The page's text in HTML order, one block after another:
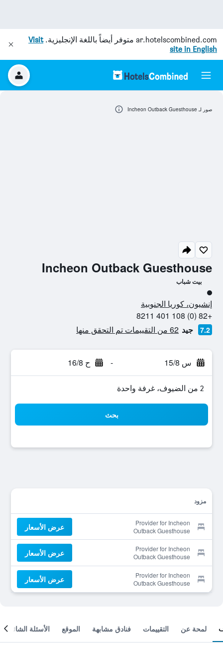
ar.hotelscombined.com متوفر أيضاً باللغة الإنجليزية.Visit
site in English
Incheon Outback Guesthouse
بيت شباب
تقييم فئة 1
إنشيون، كوريا الجنوبية
+82 (0) 108 401 8211
7.2 جيد 62 من التقييمات تم التحقق منها
س 15/8 - ح 16/8
2 من الضيوف، غرفة واحدة
بحث
مزود
Provider for Incheon
Outback Guesthouse
عرض الأسعار
Provider for Incheon
Outback Guesthouse
عرض الأسعار
Provider for Incheon
Outback Guesthouse
عرض الأسعار
صور لـ Incheon Outback Guesthouse
لمحة عن التقييمات فنادق مشابهة الموقع الأسئلة الشائعة